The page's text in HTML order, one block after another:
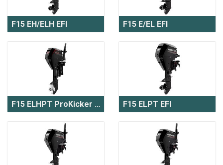
F15 EH/ELH EFI F15 E/EL EFI
F15 ELHPT ProKicker EFI F15 ELPT EFI